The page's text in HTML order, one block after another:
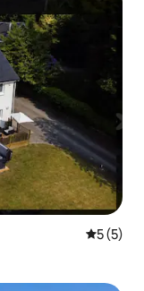
5 de
5 (5)